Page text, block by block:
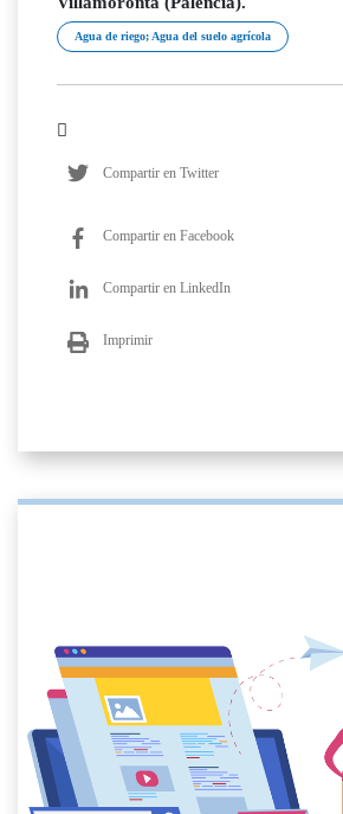
Agua de riego; Agua del suelo agrícola
Compartir en Twitter
Compartir en Facebook
Compartir en LinkedIn
Imprimir